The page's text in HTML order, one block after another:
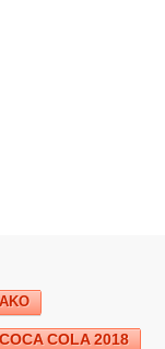
COCA COLA 2018